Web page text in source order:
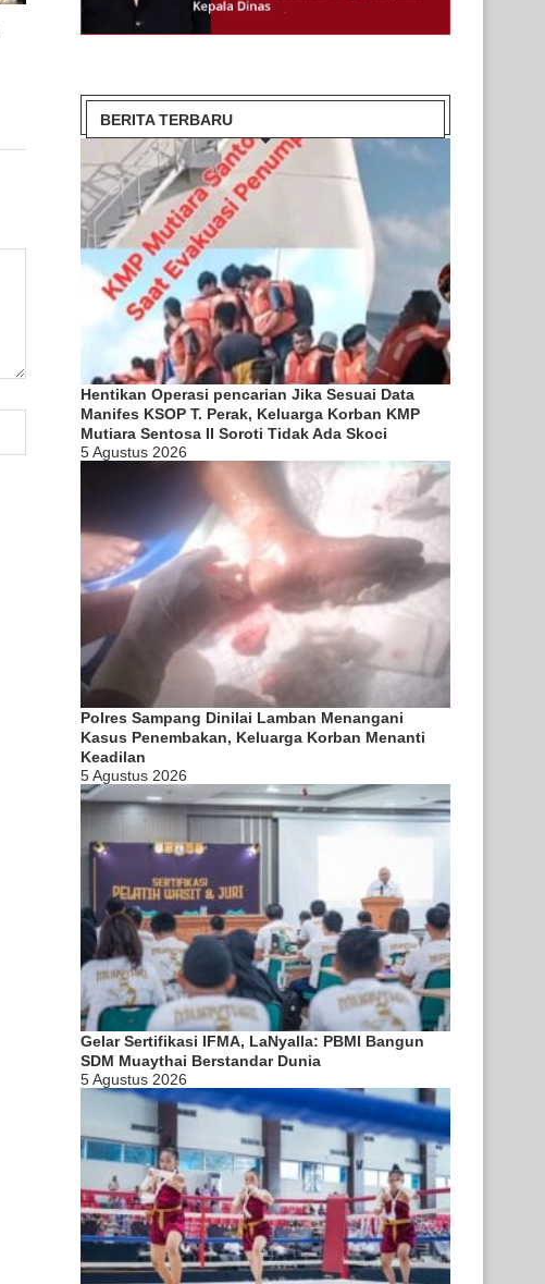
BERITA TERBARU
Hentikan Operasi pencarian Jika Sesuai Data
Manifes KSOP T. Perak, Keluarga Korban KMP
Mutiara Sentosa II Soroti Tidak Ada Skoci
5 Agustus 2026
Polres Sampang Dinilai Lamban Menangani
Kasus Penembakan, Keluarga Korban Menanti
Keadilan
5 Agustus 2026
Gelar Sertifikasi IFMA, LaNyalla: PBMI Bangun
SDM Muaythai Berstandar Dunia
5 Agustus 2026